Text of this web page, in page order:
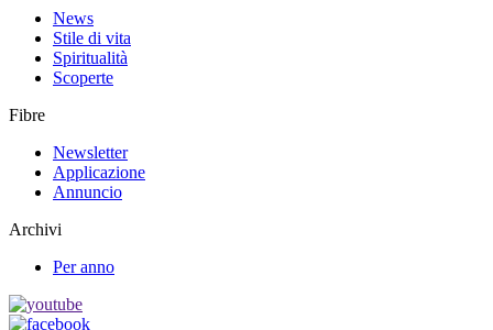
News
Stile di vita
Spiritualità
Scoperte
Fibre
Newsletter
Applicazione
Annuncio
Archivi
Per anno